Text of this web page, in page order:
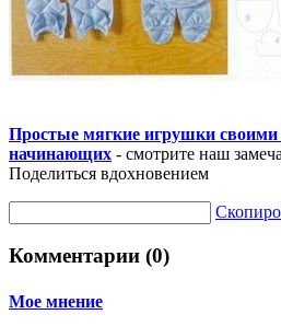
Простые мягкие игрушки
начинающих - смотрите наш
Поделиться вдохновением
Комментарии (0)
Мое мнение